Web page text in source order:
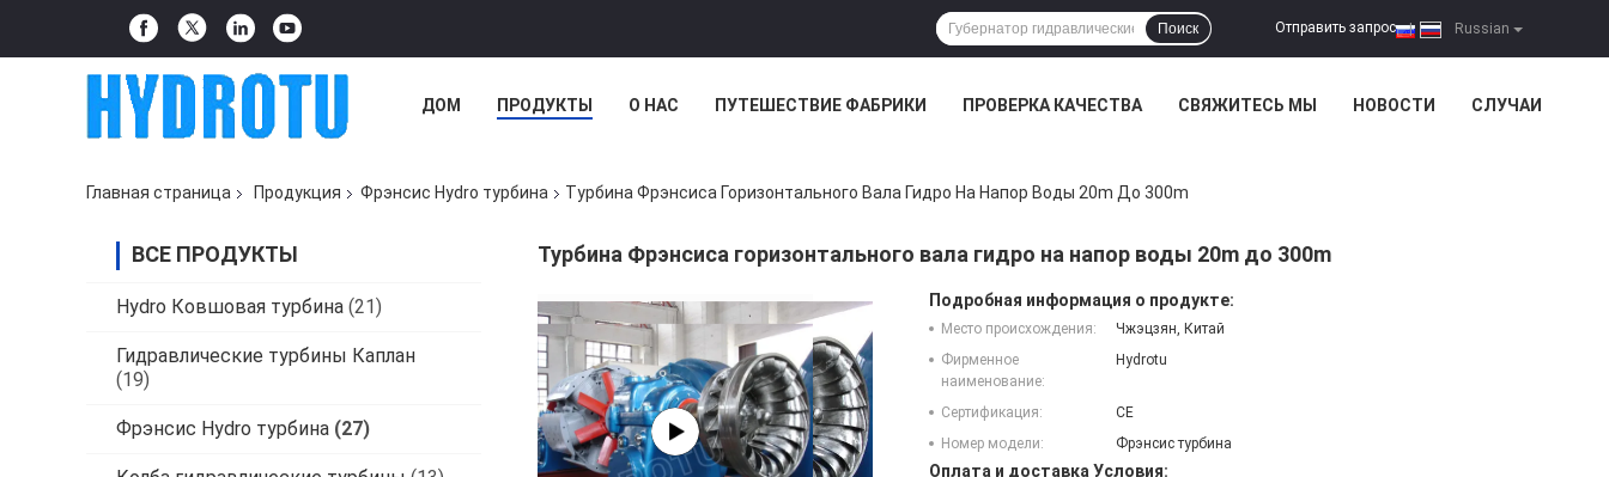
Russian
Отправить запрос |
Поиск
ДОМ ПРОДУКТЫ О НАС ПУТЕШЕСТВИЕ ФАБРИКИ ПРОВЕРКА КАЧЕСТВА СВЯЖИТЕСЬ МЫ НОВОСТИ СЛУЧАИ
Главная страница Продукция Фрэнсис Hydro турбина Турбина Фрэнсиса Горизонтального Вала Гидро На Напор Воды 20m До 300m
ВСЕ ПРОДУКТЫ
Hydro Ковшовая турбина (21)
Гидравлические турбины Каплан
(19)
Фрэнсис Hydro турбина (27)
Турбина Фрэнсиса горизонтального вала гидро на напор воды 20m до 300m
Подробная информация о продукте:
Место происхождения:
Чжэцзян, Китай
Фирменное
наименование:
Hydrotu
Сертификация:
CE
Номер модели:
Фрэнсис турбина
Оплата и доставка Условия: